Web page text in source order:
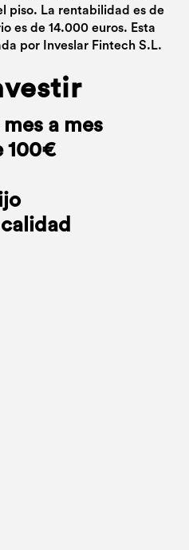
piso. La rentabilidad es de
es de 14.000 euros. Esta
por Inveslar Fintech S.L.
a mes
100€